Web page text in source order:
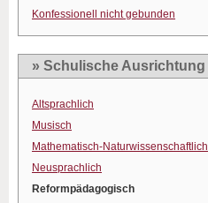
Konfessionell nicht gebunden
» Schulische Ausrichtung
Altsprachlich
Musisch
Mathematisch-Naturwissenschaftlich
Neusprachlich
Reformpädagogisch